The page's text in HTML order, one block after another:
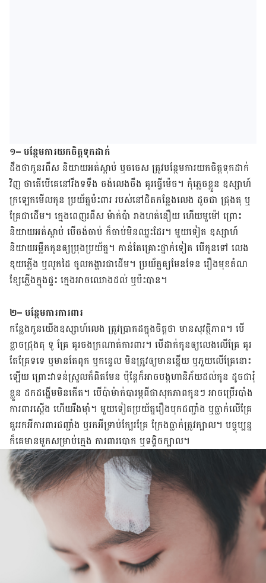
១–បន្ថែមការយកចិត្តទុកដាក់
ដឹង​ថា​កូន​រពឹស និយាយ​អត់​ស្ដាប់ ឬ​ចចេស ត្រូវ​បន្ថែម​ការ​យក​ចិត្ត​ទុកដាក់​
វិញ ថា​តើ​បើ​គេ​នៅ​រឹងទទឹង ចង់​លេង​ចឹង គួរ​ធ្វើ​ម៉េច។ កុំ​ភ្លេច​ខ្លួន ឧស្សាហ៍​
ក្រឡេក​មើល​កូន ប្រយ័ត្ន​ប៉ះពារ របស់​នៅ​ជិត​កន្លែង​លេង ដូចជា ​ជ្រុង​តុ ឬ​
គ្រែ​ជា​ដើម។ ក្មេង​ពេញ​រពឹស ម៉ាក់​ប៉ា រាង​ហត់​នឿយ​ ហើយ​មួម៉ៅ ព្រោះ​
និយាយ​អត់​ស្ដាប់ បើ​​ចង់​ចាប់​ ក៏​ចាប់​មិន​ឈ្នះ​ដែរ។ មួយ​ទៀត​ ឧស្សាហ៍​
និយាយ​រម្លឹក​កូន​​ឲ្យប្រុង​​ប្រយ័ត្ន។ កាន់​តែ​គ្រោះ​ថ្នាក់​ទៀត បើ​កូន​ទៅ លេង​
ឌុយ​ភ្លើង ឬ​លូក​ដៃ ចូល​កង្ហារ​ជា​ដើម។ ប្រយ័ត្ន​ឲ្យ​មែន​ទែន រឿង​មុខ​តំណ
ខ្សែ​ភ្លើង​​ក្នុង​ផ្ទះ ក្មេង​អាច​ឈោង​ដល់ ឬ​ប៉ះ​បាន។
២–បន្ថែមការការពារ
កន្លែង​​កូនយើង​ឧស្សាហ៍លេង ​ត្រូវ​ប្រាកដ​ក្នុង​ចិត្ត​ថា​ មាន​សុវត្ថិភាព។ បើ​
ខ្លាច​ជ្រុង​តុ ទូ គ្រែ គួរ​​ចង​ក្រណាត់​ការពារ។ បើ​ដាក់​កូន​ឲ្យ​លេង​លើ​គ្រែ គួរ​
តែ​គ្រែ​ទទេ ឬ​មាន​តែ​ពូក ឬ​កន្ទេល មិន​ត្រូវ​ឲ្យ​មាន​ខ្នើយឬភួយលើ​​គ្រែ​នោះ​
ឡើយព្រោះ​វា​ទន់​ស្រួល​ក៏​ពិត​មែន ប៉ុន្តែ​​ក៏​អាច​បង្ក​ហានិភ័យ​ដល់​កូន ​ដូច​ជា​រុំ​
ខ្លួន ដក​ដង្ហើម​មិន​កើត។ ​បើប៉ាម៉ាក់​​បារម្ភ​ពី​ផាសុកភាព​កូនៗ ​អាច​ប្រើ​របាំង​
ការពារ​​ស្តើង ហើយ​រឹងម៉ាំ។ មួយ​ទៀត​ប្រយ័ត្ន​រឿង​បុក​ជញ្ជាំង ឬ​ធ្លាក់​លើ​គ្រែ
គួរ​រក​អី​ការពារជញ្ជាំង ឬ​រក​អី​ទ្រាប់​ក្បែរ​គ្រែ ក្រែង​ធ្លាក់​ត្រូវ​ក្បាល។ បច្ចុប្បន្ន​
ក៏​គេ​មាន​មួក​សម្រាប់​ក្មេង ការពារ​បោក ឬ​ទង្គិច​ក្បាល។